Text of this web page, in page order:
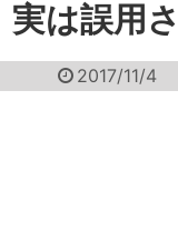
は誤用
2017/11/4